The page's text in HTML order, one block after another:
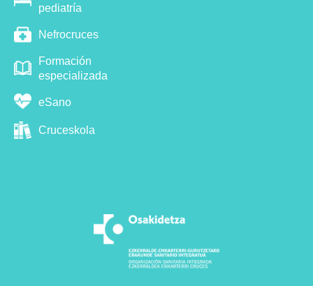
pediatría
Nefrocruces
Formación
especializada
eSano
Cruceskola